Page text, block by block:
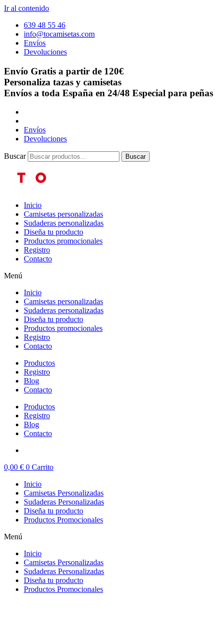
Ir al contenido
639 48 55 46
info@tocamisetas.com
Envíos
Devoluciones
Envío Gratis a partir de 120€
Personaliza tazas y camisetas
Envíos a toda España en 24/48 Especial para peñas
Envíos
Devoluciones
Buscar Buscar
Inicio
Camisetas personalizadas
Sudaderas personalizadas
Diseña tu producto
Productos promocionales
Registro
Contacto
Menú
Inicio
Camisetas personalizadas
Sudaderas personalizadas
Diseña tu producto
Productos promocionales
Registro
Contacto
Productos
Registro
Blog
Contacto
Productos
Registro
Blog
Contacto
0,00 € 0 Carrito
Inicio
Camisetas Personalizadas
Sudaderas Personalizadas
Diseña tu producto
Productos Promocionales
Menú
Inicio
Camisetas Personalizadas
Sudaderas Personalizadas
Diseña tu producto
Productos Promocionales